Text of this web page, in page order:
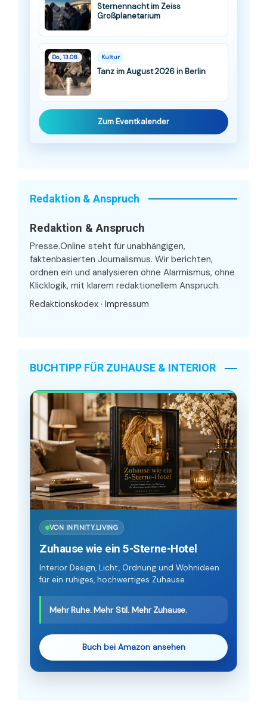
Sternennacht im Zeiss
Großplanetarium
Do., 13.08. Kultur
Tanz im August 2026 in Berlin
Zum Eventkalender
Redaktion & Anspruch
Redaktion & Anspruch
Presse.Online steht für unabhängigen,
faktenbasierten Journalismus. Wir berichten,
ordnen ein und analysieren ohne Alarmismus, ohne
Klicklogik, mit klarem redaktionellem Anspruch.
Redaktionskodex · Impressum
BUCHTIPP FÜR ZUHAUSE & INTERIOR
VON INFINITY.LIVING
Zuhause wie ein 5-Sterne-Hotel
Interior Design, Licht, Ordnung und Wohnideen
für ein ruhiges, hochwertiges Zuhause.
Mehr Ruhe. Mehr Stil. Mehr Zuhause.
Buch bei Amazon ansehen